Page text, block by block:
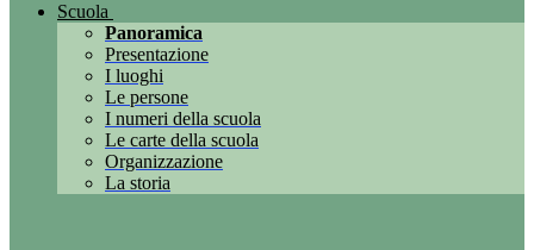
Scuola
Panoramica
Presentazione
I luoghi
Le persone
I numeri della scuola
Le carte della scuola
Organizzazione
La storia